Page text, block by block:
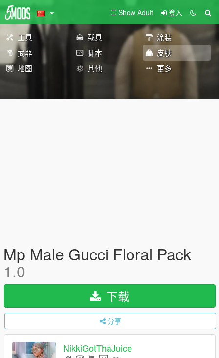
Show Adult 登入
工具 载具
涂装
武器
脚本
皮肤
地图
其他 更多
Mp Male Gucci Floral Pack
1.0
下载
分享
NikkiGotThaJuice